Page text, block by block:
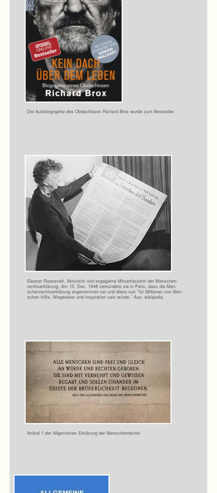
Die Auto­bio­gra­phie des Obdach­lo­sen Richard Brox wurde zum Bestseller.
Elea­nor Roo­se­velt, Akti­vis­tin und enga­gierte Mit­ver­fas­se­rin der Men­schen­
rechts­er­klä­rung. Am 10. Dez. 1948 ver­kün­dete sie in Paris, dass die Men­
schen­rechts­er­klä­rung ange­nom­men sei und diese nun “für Mil­lio­nen von Men­
schen Hilfe, Weg­wei­ser und Inspi­ra­tion sein würde.” Aus: wikipedia.
Arti­kel 1 der All­ge­mei­nen Erklä­rung der Menschenrechte